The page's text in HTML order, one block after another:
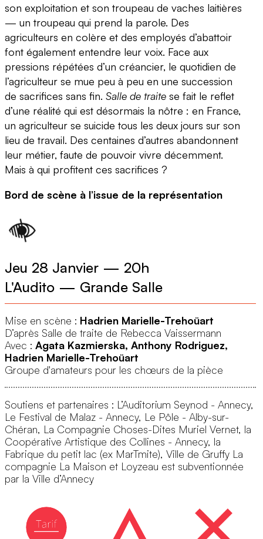
son exploitation et son troupeau de vaches laitières
— un troupeau qui prend la parole. Des
agriculteurs en colère et des employés d’abattoir
font également entendre leur voix. Face aux
pressions répétées d’un créancier, le quotidien de
l’agriculteur se mue peu à peu en une succession
de sacrifices sans fin. Salle de traite se fait le reflet
d’une réalité qui est désormais la nôtre : en France,
un agriculteur se suicide tous les deux jours sur son
lieu de travail. Des centaines d’autres abandonnent
leur métier, faute de pouvoir vivre décemment.
Mais à qui profitent ces sacrifices ?
Bord de scène à l’issue de la représentation
Jeu 28 Janvier — 20h
L'Audito — Grande Salle
Mise en scène : Hadrien Marielle-Trehoüart
D’après Salle de traite de Rebecca Vaissermann
Avec : Agata Kazmierska, Anthony Rodriguez,
Hadrien Marielle-Trehoüart
Groupe d'amateurs pour les chœurs de la pièce
Soutiens et partenaires : L’Auditorium Seynod - Annecy,
Le Festival de Malaz - Annecy, Le Pôle - Alby-sur-
Chéran, La Compagnie Choses-Dites Muriel Vernet, la
Coopérative Artistique des Collines - Annecy, la
Fabrique du petit lac (ex MarTmite), Ville de Gruffy La
compagnie La Maison et Loyzeau est subventionnée
par la Ville d’Annecy